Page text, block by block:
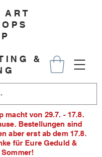
ART
&
macht von 29.7. - 17.8.
Bestellungen sind
aber erst ab dem 17.8.
für Eure Geduld &